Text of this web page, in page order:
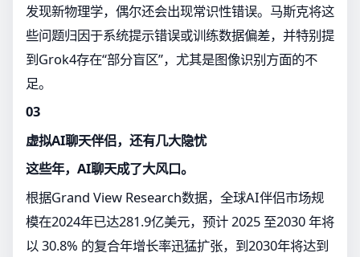
发现新物理学，偶尔还会出现常识性错误。马斯克将这
些问题归因于系统提示错误或训练数据偏差，并特别提
到Grok4存在“部分盲区”，尤其是图像识别方面的不
足。
03
虚拟AI聊天伴侣，还有几大隐忧
这些年，AI聊天成了大风口。
根据Grand View Research数据，全球AI伴侣市场规
模在2024年已达281.9亿美元，预计 2025 至2030 年将
以 30.8% 的复合年增长率迅猛扩张，到2030年将达到